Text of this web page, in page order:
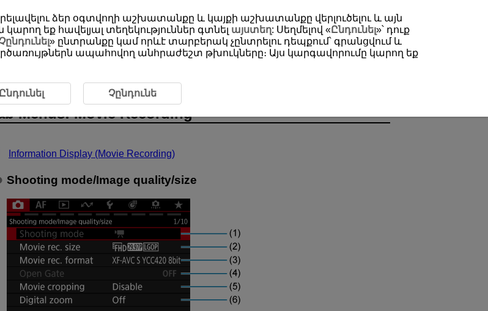
Movie Recording
Menus: Movie Recording
Information Display (Movie Recording)
Shooting mode/Image quality/size
ձեր օգտվողի աշխատանքը և կայքի աշխատանքը վերլուծելու և այն
եք հավելյալ տեղեկություններ գտնել այստեղ: Սեղմելով «Ընդունել»՝ դուք
Չընդունել» ընտրանքը կամ որևէ տարբերակ չընտրելու դեպքում՝ գրանցվում և
ապահովող անհրաժեշտ թխուկները։ Այս կարգավորումը կարող եք
Ընդունել Չընդունե